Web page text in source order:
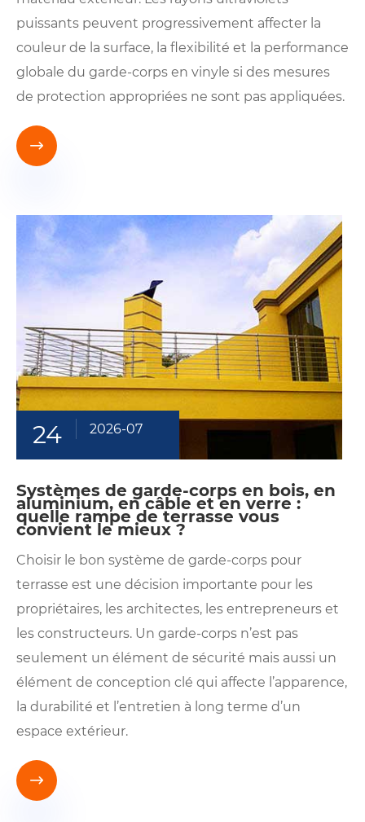
puissants peuvent progressivement affecter la
couleur de la surface, la flexibilité et la performance
globale du garde-corps en vinyle si des mesures
de protection appropriées ne sont pas appliquées.

24 2026-07
Systèmes de garde-corps en bois, en
aluminium, en câble et en verre :
quelle rampe de terrasse vous
convient le mieux ?
Choisir le bon système de garde-corps pour
terrasse est une décision importante pour les
propriétaires, les architectes, les entrepreneurs et
les constructeurs. Un garde-corps n’est pas
seulement un élément de sécurité mais aussi un
élément de conception clé qui affecte l’apparence,
la durabilité et l’entretien à long terme d’un
espace extérieur.
